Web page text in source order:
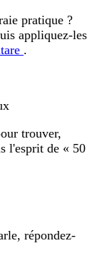
pratique ?
appliquez-les
.
trouver,
l'esprit de « 50
répondez-